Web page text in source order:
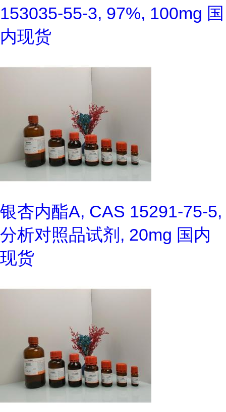
153035-55-3, 97%, 100mg 国
内现货
银杏内酯A, CAS 15291-75-5,
分析对照品试剂, 20mg 国内
现货